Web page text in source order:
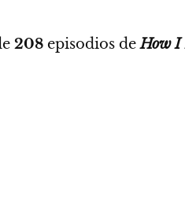
208 episodios deHow I